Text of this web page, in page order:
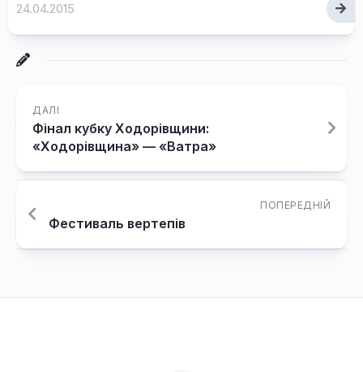
24.04.2015
ДАЛІ
Фінал кубку Ходорівщини:
«Ходорівщина» — «Ватра»
ПОПЕРЕДНІЙ
Фестиваль вертепів